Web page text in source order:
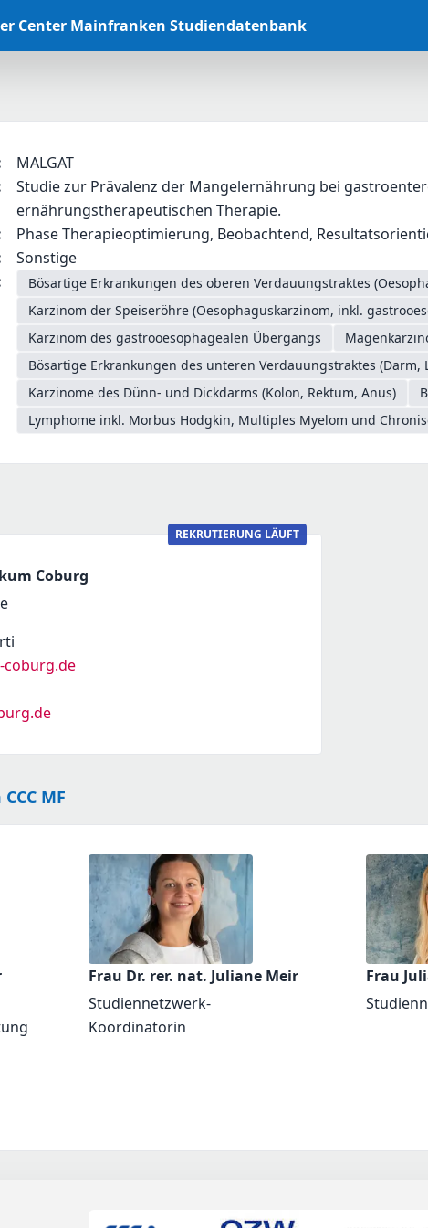
Center Mainfranken Studiendatenbank
MALGAT
Studie zur Prävalenz der Mangelernährung bei
ernährungstherapeutischen Therapie.
Phase Therapieoptimierung, Beobachtend,
Sonstige
Bösartige Erkrankungen des oberen Verdauungstraktes
Karzinom der Speiseröhre (Oesophaguskarzinom, inkl.
Karzinom des gastrooesophagealen Übergangs
Bösartige Erkrankungen des unteren Verdauungstraktes (Darm,
Karzinome des Dünn- und Dickdarms (Kolon, Rektum, Anus)
Lymphome inkl. Morbus Hodgkin, Multiples Myelom und
REKRUTIERUNG LÄUFT
Coburg
MF
Frau Dr. rer. nat. Juliane Meir
Studiennetzwerk-
Koordinatorin
Frau